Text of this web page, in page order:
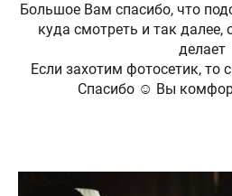
Большое Вам спасибо, что
куда смотреть и так далее,
делает
Если захотим фотосетик, то
Спасибо ☺️ Вы